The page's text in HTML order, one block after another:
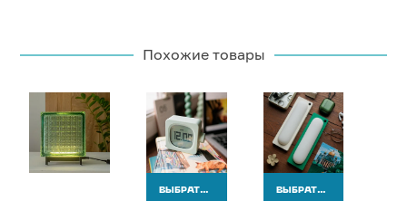
Похожие товары
ВЫБРАТЬ ВАРИАНТЫ ВЫБРАТЬ ВАРИАНТЫ